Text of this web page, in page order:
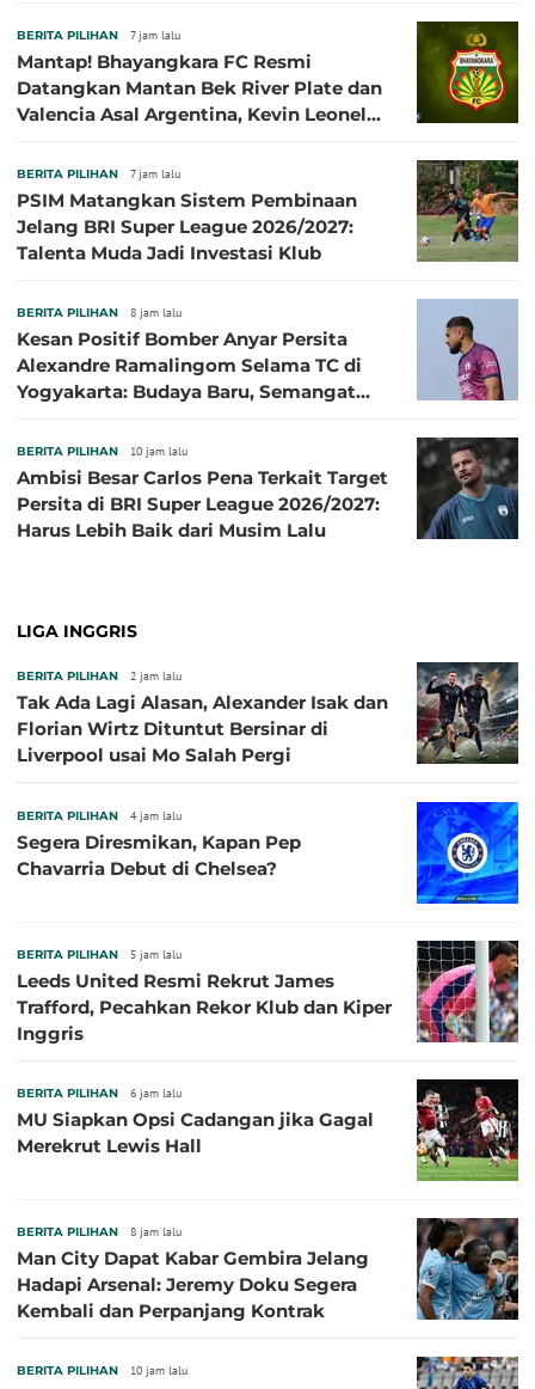
BERITA PILIHAN 7 jam lalu
Mantap! Bhayangkara FC Resmi
Datangkan Mantan Bek River Plate dan
Valencia Asal Argentina, Kevin Leonel
BERITA PILIHAN 7 jam lalu
PSIM Matangkan Sistem Pembinaan
Jelang BRI Super League 2026/2027:
Talenta Muda Jadi Investasi Klub
BERITA PILIHAN 8 jam lalu
Kesan Positif Bomber Anyar Persita
Alexandre Ramalingom Selama TC di
Yogyakarta: Budaya Baru, Semangat
BERITA PILIHAN 10 jam lalu
Ambisi Besar Carlos Pena Terkait Target
Persita di BRI Super League 2026/2027:
Harus Lebih Baik dari Musim Lalu
LIGA INGGRIS
BERITA PILIHAN 2 jam lalu
Tak Ada Lagi Alasan, Alexander Isak dan
Florian Wirtz Dituntut Bersinar di
Liverpool usai Mo Salah Pergi
BERITA PILIHAN 4 jam lalu
Segera Diresmikan, Kapan Pep
Chavarria Debut di Chelsea?
BERITA PILIHAN 5 jam lalu
Leeds United Resmi Rekrut James
Trafford, Pecahkan Rekor Klub dan Kiper
Inggris
BERITA PILIHAN 6 jam lalu
MU Siapkan Opsi Cadangan jika Gagal
Merekrut Lewis Hall
BERITA PILIHAN 8 jam lalu
Man City Dapat Kabar Gembira Jelang
Hadapi Arsenal: Jeremy Doku Segera
Kembali dan Perpanjang Kontrak
BERITA PILIHAN 10 jam lalu